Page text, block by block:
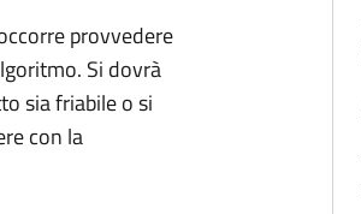
provvedere
Si dovrà
sia friabile o si
con la